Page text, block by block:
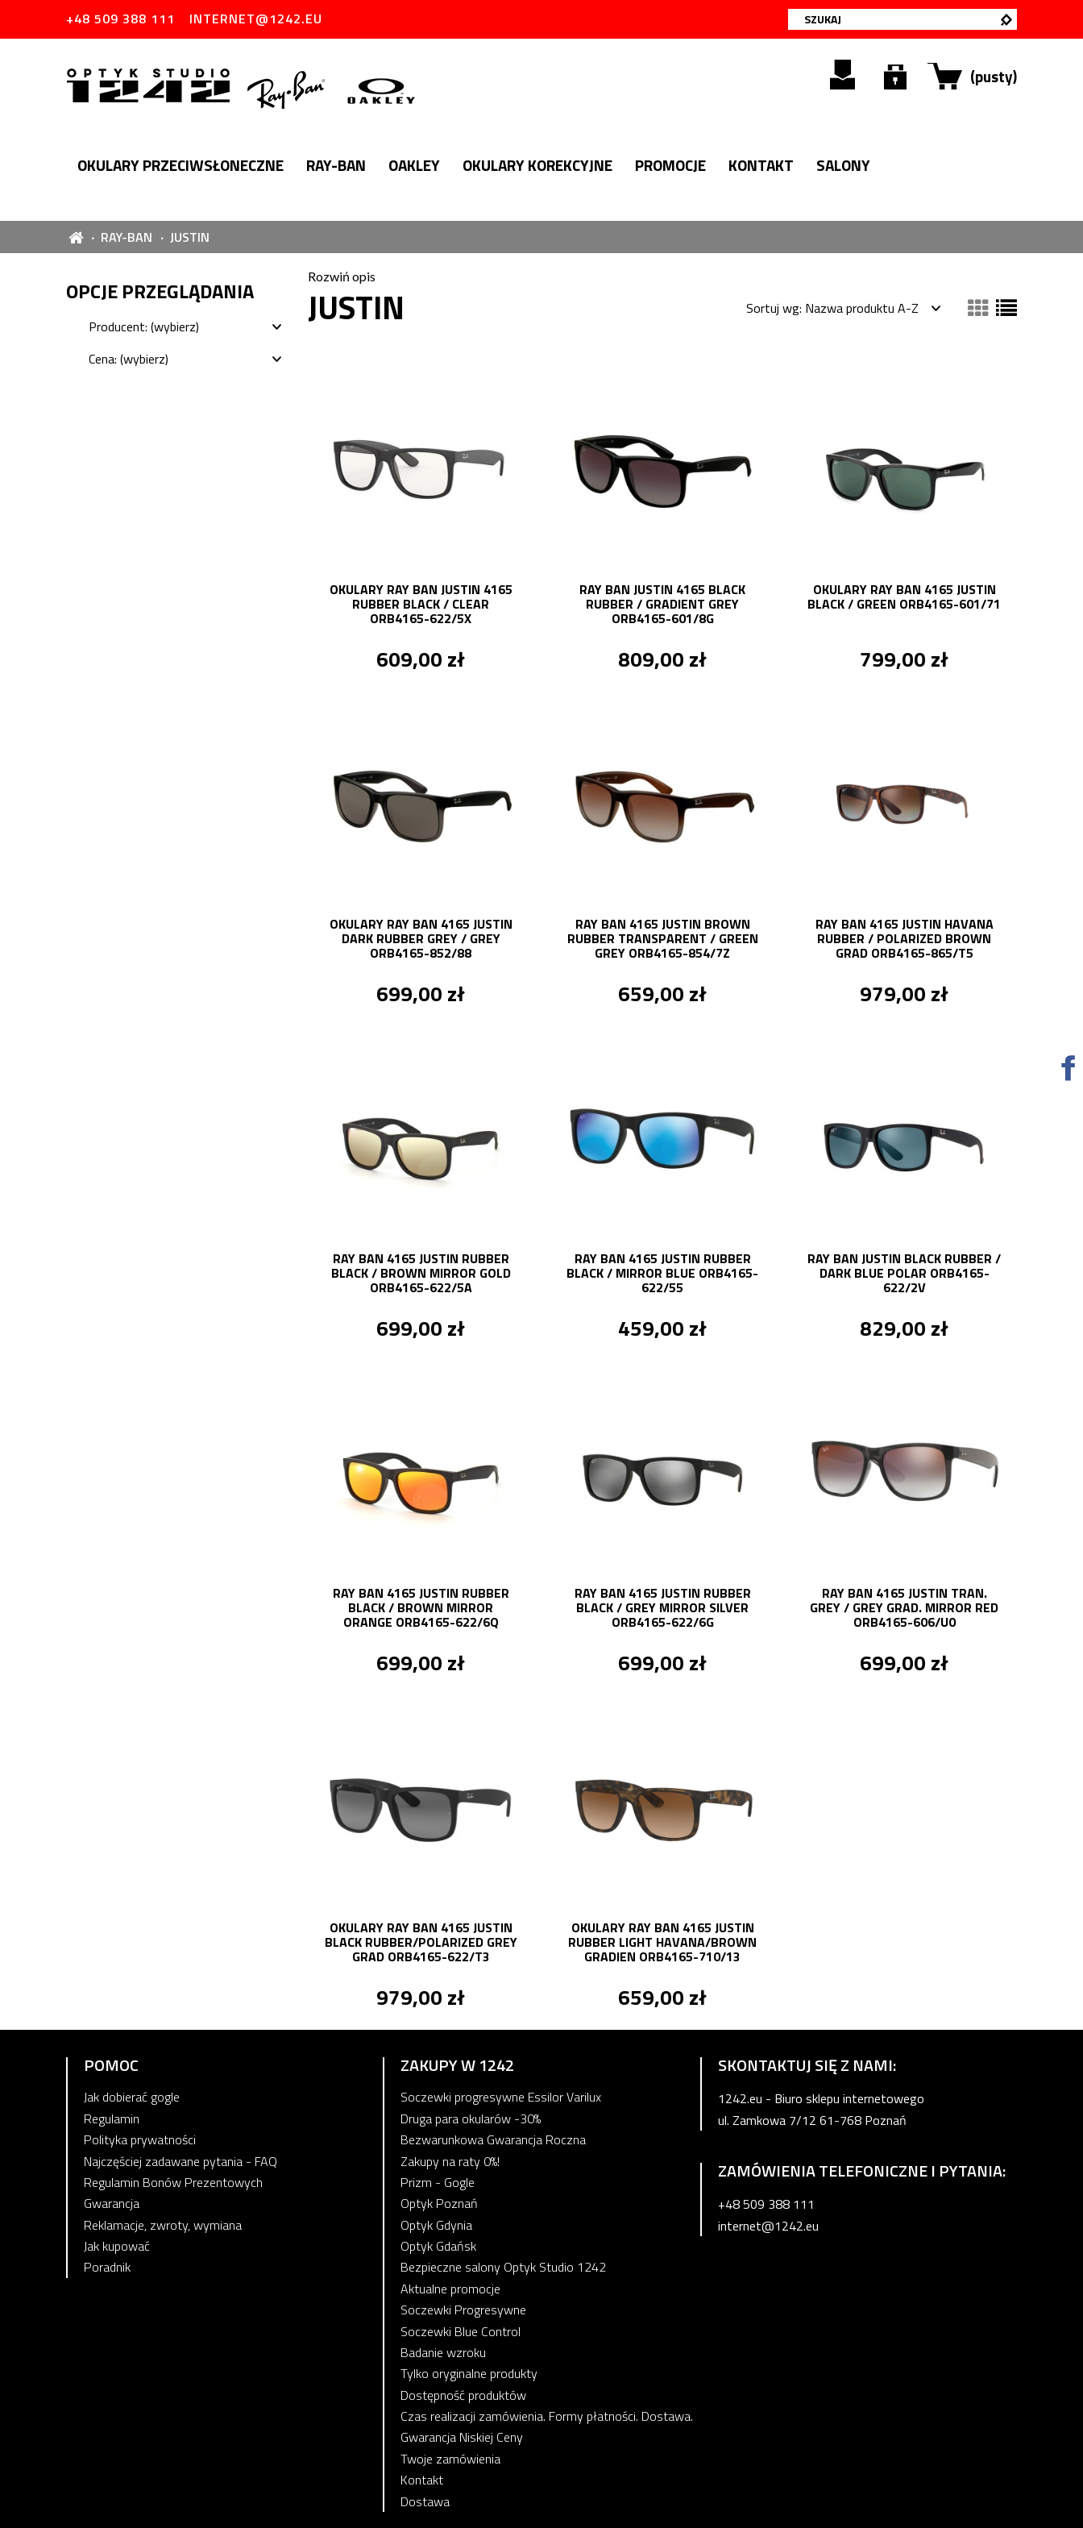
+48 509 388 111 INTERNET@1242.EU
(pusty)
OKULARY PRZECIWSŁONECZNE RAY-BAN OAKLEY OKULARY KOREKCYJNE PROMOCJE KONTAKT SALONY
RAY-BAN JUSTIN
OPCJE PRZEGLĄDANIA
Producent: (wybierz)
Cena: (wybierz)
Rozwiń opis
JUSTIN Sortuj wg: Nazwa produktu A-Z
OKULARY RAY BAN JUSTIN 4165
RUBBER BLACK / CLEAR
ORB4165-622/5X
609,00 zł
RAY BAN JUSTIN 4165 BLACK
RUBBER / GRADIENT GREY
ORB4165-601/8G
809,00 zł
OKULARY RAY BAN 4165 JUSTIN
BLACK / GREEN ORB4165-601/71
799,00 zł
OKULARY RAY BAN 4165 JUSTIN
DARK RUBBER GREY / GREY
ORB4165-852/88
699,00 zł
RAY BAN 4165 JUSTIN BROWN
RUBBER TRANSPARENT / GREEN
GREY ORB4165-854/7Z
659,00 zł
RAY BAN 4165 JUSTIN HAVANA
RUBBER / POLARIZED BROWN
GRAD ORB4165-865/T5
979,00 zł
RAY BAN 4165 JUSTIN RUBBER
BLACK / BROWN MIRROR GOLD
ORB4165-622/5A
699,00 zł
RAY BAN 4165 JUSTIN RUBBER
BLACK / MIRROR BLUE ORB4165-
622/55
459,00 zł
RAY BAN JUSTIN BLACK RUBBER /
DARK BLUE POLAR ORB4165-
622/2V
829,00 zł
RAY BAN 4165 JUSTIN RUBBER
BLACK / BROWN MIRROR
ORANGE ORB4165-622/6Q
699,00 zł
RAY BAN 4165 JUSTIN RUBBER
BLACK / GREY MIRROR SILVER
ORB4165-622/6G
699,00 zł
RAY BAN 4165 JUSTIN TRAN.
GREY / GREY GRAD. MIRROR RED
ORB4165-606/U0
699,00 zł
OKULARY RAY BAN 4165 JUSTIN
BLACK RUBBER/POLARIZED GREY
GRAD ORB4165-622/T3
979,00 zł
OKULARY RAY BAN 4165 JUSTIN
RUBBER LIGHT HAVANA/BROWN
GRADIEN ORB4165-710/13
659,00 zł
POMOC
Jak dobierać gogle
Regulamin
Polityka prywatności
Najczęściej zadawane pytania - FAQ
Regulamin Bonów Prezentowych
Gwarancja
Reklamacje, zwroty, wymiana
Jak kupować
Poradnik
ZAKUPY W 1242
Soczewki progresywne Essilor Varilux
Druga para okularów -30%
Bezwarunkowa Gwarancja Roczna
Zakupy na raty 0%!
Prizm - Gogle
Optyk Poznań
Optyk Gdynia
Optyk Gdańsk
Bezpieczne salony Optyk Studio 1242
Aktualne promocje
Soczewki Progresywne
Soczewki Blue Control
Badanie wzroku
Tylko oryginalne produkty
Dostępność produktów
Czas realizacji zamówienia. Formy płatności. Dostawa.
Gwarancja Niskiej Ceny
Twoje zamówienia
Kontakt
Dostawa
SKONTAKTUJ SIĘ Z NAMI:
1242.eu - Biuro sklepu internetowego
ul. Zamkowa 7/12 61-768 Poznań
ZAMÓWIENIA TELEFONICZNE I PYTANIA:
+48 509 388 111
internet@1242.eu